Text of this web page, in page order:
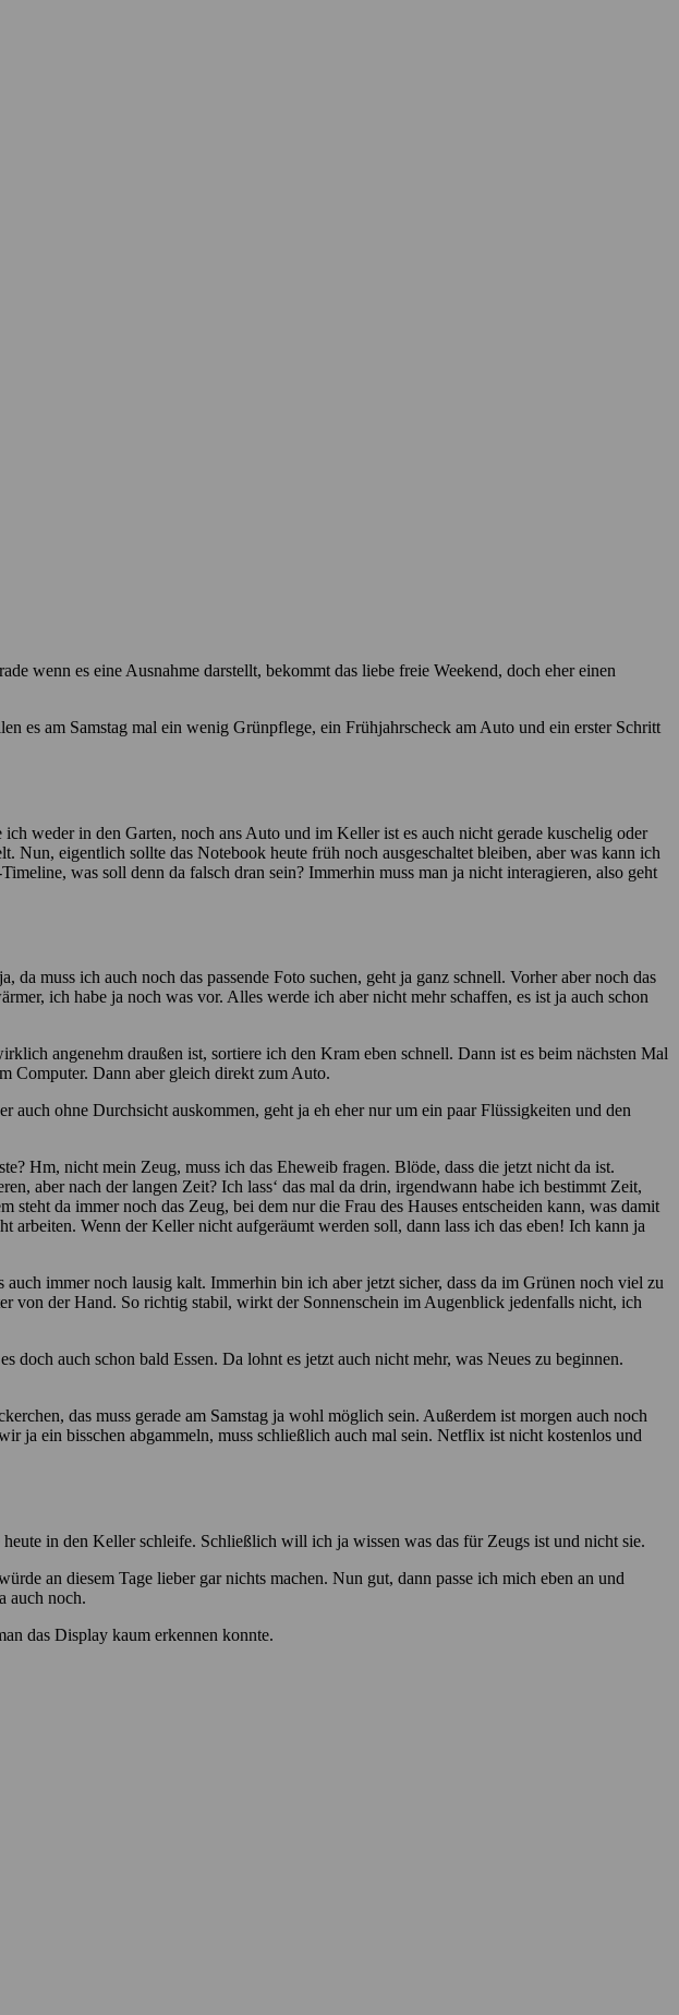
wenn es eine Ausnahme darstellt, bekommt das liebe freie Weekend, doch eher einen
es am Samstag mal ein wenig Grünpflege, ein Frühjahrscheck am Auto und ein erster Schritt
weder in den Garten, noch ans Auto und im Keller ist es auch nicht gerade kuschelig oder
Nun, eigentlich sollte das Notebook heute früh noch ausgeschaltet bleiben, aber was kann ich
was soll denn da falsch dran sein? Immerhin muss man ja nicht interagieren, also geht
muss ich auch noch das passende Foto suchen, geht ja ganz schnell. Vorher aber noch das
ich habe ja noch was vor. Alles werde ich aber nicht mehr schaffen, es ist ja auch schon
angenehm draußen ist, sortiere ich den Kram eben schnell. Dann ist es beim nächsten Mal
Computer. Dann aber gleich direkt zum Auto.
ohne Durchsicht auskommen, geht ja eh eher nur um ein paar Flüssigkeiten und den
Hm, nicht mein Zeug, muss ich das Eheweib fragen. Blöde, dass die jetzt nicht da ist.
aber nach der langen Zeit? Ich lass‘ das mal da drin, irgendwann habe ich bestimmt Zeit,
da immer noch das Zeug, bei dem nur die Frau des Hauses entscheiden kann, was damit
Wenn der Keller nicht aufgeräumt werden soll, dann lass ich das eben! Ich kann ja
immer noch lausig kalt. Immerhin bin ich aber jetzt sicher, dass da im Grünen noch viel zu
von der Hand. So richtig stabil, wirkt der Sonnenschein im Augenblick jedenfalls nicht, ich
auch schon bald Essen. Da lohnt es jetzt auch nicht mehr, was Neues zu beginnen.
das muss gerade am Samstag ja wohl möglich sein. Außerdem ist morgen auch noch
ja ein bisschen abgammeln, muss schließlich auch mal sein. Netflix ist nicht kostenlos und
in den Keller schleife. Schließlich will ich ja wissen was das für Zeugs ist und nicht sie.
an diesem Tage lieber gar nichts machen. Nun gut, dann passe ich mich eben an und
auch noch.
das Display kaum erkennen konnte.